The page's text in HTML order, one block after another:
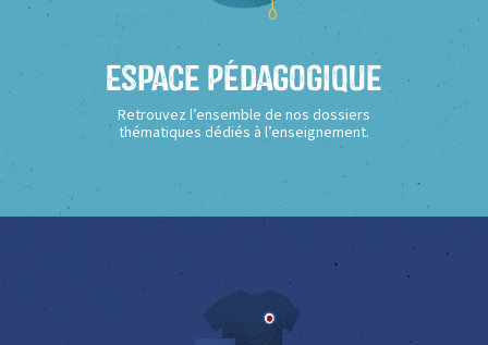
Espace Pédagogique
Retrouvez l’ensemble de nos dossiers
thématiques dédiés à l’enseignement.